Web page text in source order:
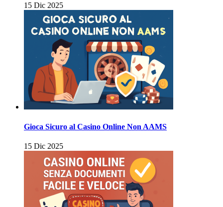
15 Dic 2025
Gioca Sicuro al Casino Online Non AAMS
15 Dic 2025